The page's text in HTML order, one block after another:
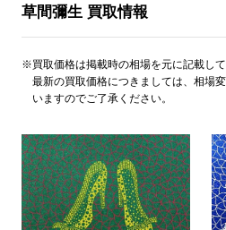
草間彌生 買取情報
※買取価格は掲載時の相場を元に記載して
最新の買取価格につきましては、相場
いますのでご了承ください。